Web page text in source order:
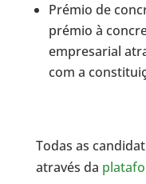
Prémio de
prémio à
empresarial
com a
Todas as
através da